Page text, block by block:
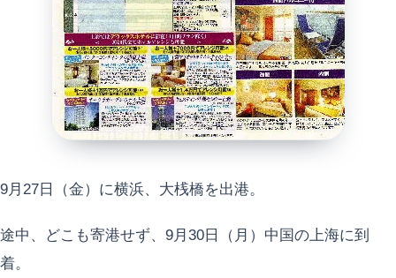
9月27日（金）に横浜、大桟橋を出港。
途中、どこも寄港せず、9月30日（月）中国の上海に到
着。